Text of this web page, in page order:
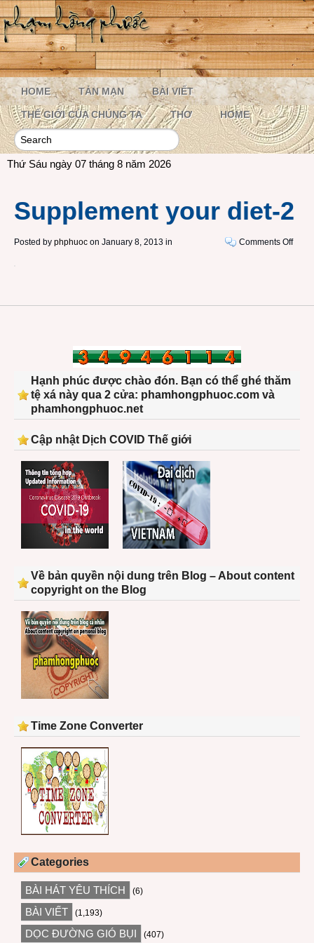
HOME TẢN MẠN BÀI VIẾT
THẾ GIỚI CỦA CHÚNG TA THƠ HOME
Thứ Sáu ngày 07 tháng 8 năm 2026
Supplement your diet-2
Posted by phphuoc on January 8, 2013 in Comments Offon
Hạnh phúc được chào đón. Bạn có thể ghé thăm
tệ xá này qua 2 cửa: phamhongphuoc.com và
phamhongphuoc.net
Cập nhật Dịch COVID Thế giới
Về bản quyền nội dung trên Blog – About content
copyright on the Blog
Time Zone Converter
Categories
BÀI HÁT YÊU THÍCH (6)
BÀI VIẾT (1,193)
DỌC ĐƯỜNG GIÓ BỤI (407)